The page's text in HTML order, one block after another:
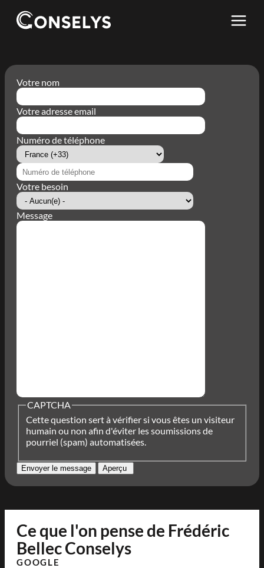
main
Votre nom
Votre adresse email
Numéro de téléphone
Country
Code
Phone
number
Votre besoin
Message
CAPTCHA
Cette question sert à vérifier si vous êtes un visiteur
humain ou non afin d'éviter les soumissions de
pourriel (spam) automatisées.
Ce que l'on pense de Frédéric
Bellec Conselys
GOOGLE